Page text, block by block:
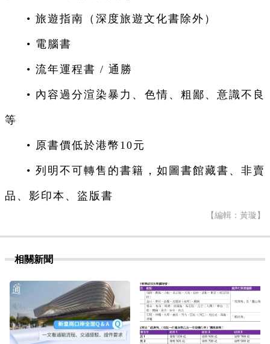
• 旅遊指南（深度旅遊文化書除外）
• 電腦書
• 流年運程書 / 通勝
• 內容過分渲染暴力、色情、粗鄙、意識不良
等
• 原書價低於港幣10元
• 列明不可轉售的書籍，如圖書館藏書、非賣
品、影印本、盜版書
【編輯：黃璇】
相關新聞